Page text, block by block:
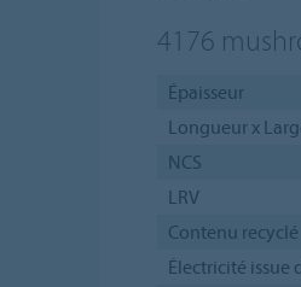
4176
Épaisseur
Longueur x
NCS
LRV
Contenu recyclé
Électricité issue